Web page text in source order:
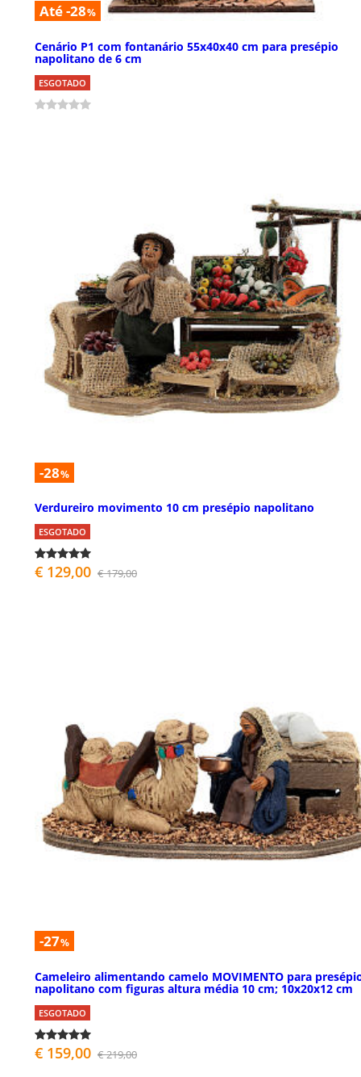
Até -28%
Cenário P1 com fontanário 55x40x40 cm para presépio
napolitano de 6 cm
ESGOTADO
-28%
Verdureiro movimento 10 cm presépio napolitano
ESGOTADO
€ 129,00 € 179,00
-27%
Cameleiro alimentando camelo MOVIMENTO para
napolitano com figuras altura média 10 cm; 10x20x12 cm
ESGOTADO
€ 159,00 € 219,00